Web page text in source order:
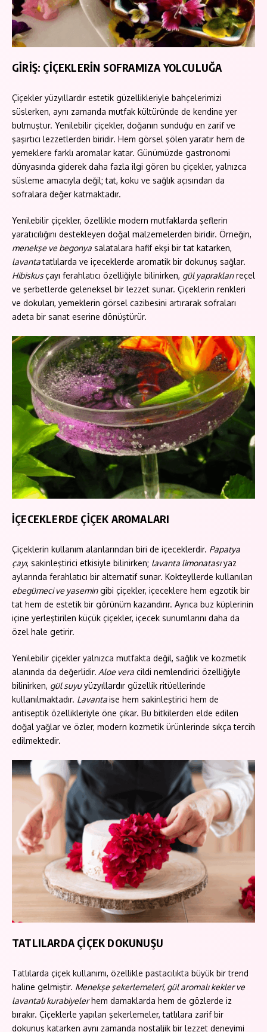
GİRİŞ: ÇİÇEKLERİN SOFRAMIZA YOLCULUĞA
Çiçekler yüzyıllardır estetik güzellikleriyle bahçelerimizi
süslerken, aynı zamanda mutfak kültüründe de kendine yer
bulmuştur. Yenilebilir çiçekler, doğanın sunduğu en zarif ve
şaşırtıcı lezzetlerden biridir. Hem görsel şölen yaratır hem de
yemeklere farklı aromalar katar. Günümüzde gastronomi
dünyasında giderek daha fazla ilgi gören bu çiçekler, yalnızca
süsleme amacıyla değil; tat, koku ve sağlık açısından da
sofralara değer katmaktadır.
Yenilebilir çiçekler, özellikle modern mutfaklarda şeflerin
yaratıcılığını destekleyen doğal malzemelerden biridir. Örneğin,
menekşe ve begonya salatalara hafif ekşi bir tat katarken,
lavantatatlılarda ve içeceklerde aromatik bir dokunuş sağlar.
Hibiskusçayı ferahlatıcı özelliğiyle bilinirken, gül yapraklarıreçel
ve şerbetlerde geleneksel bir lezzet sunar. Çiçeklerin renkleri
ve dokuları, yemeklerin görsel cazibesini artırarak sofraları
adeta bir sanat eserine dönüştürür.
İÇECEKLERDE ÇİÇEK AROMALARI
Çiçeklerin kullanım alanlarından biri de içeceklerdir. Papatya
çayı, sakinleştirici etkisiyle bilinirken; lavanta limonatasıyaz
aylarında ferahlatıcı bir alternatif sunar. Kokteyllerde kullanılan
ebegümeci ve yasemingibi çiçekler, içeceklere hem egzotik bir
tat hem de estetik bir görünüm kazandırır. Ayrıca buz küplerinin
içine yerleştirilen küçük çiçekler, içecek sunumlarını daha da
özel hale getirir.
Yenilebilir çiçekler yalnızca mutfakta değil, sağlık ve kozmetik
alanında da değerlidir. Aloe vera cildi nemlendirici özelliğiyle
bilinirken, gül suyuyüzyıllardır güzellik ritüellerinde
kullanılmaktadır. Lavantaise hem sakinleştirici hem de
antiseptik özellikleriyle öne çıkar. Bu bitkilerden elde edilen
doğal yağlar ve özler, modern kozmetik ürünlerinde sıkça tercih
edilmektedir.
TATLILARDA ÇİÇEK DOKUNUŞU
Tatlılarda çiçek kullanımı, özellikle pastacılıkta büyük bir trend
haline gelmiştir. Menekşe şekerlemeleri, gül aromalı kekler ve
lavantalı kurabiyelerhem damaklarda hem de gözlerde iz
bırakır. Çiçeklerle yapılan şekerlemeler, tatlılara zarif bir
dokunuş katarken aynı zamanda nostaljik bir lezzet deneyimi